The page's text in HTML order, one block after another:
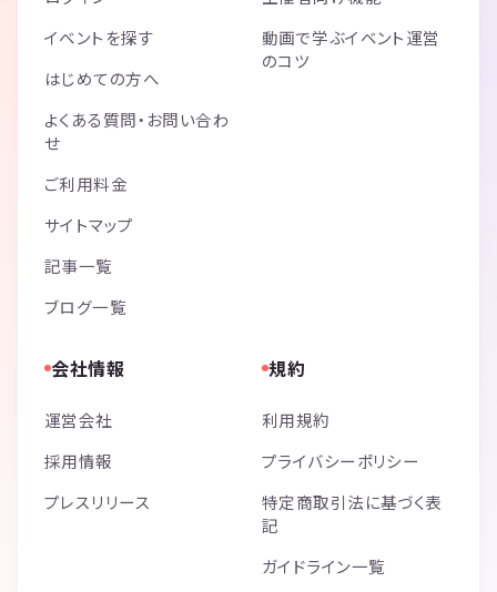
イベントを探す
はじめての方へ
よくある質問・お問い合わ
せ
ご利用料金
サイトマップ
記事一覧
ブログ一覧
動画で学ぶイベント運営
のコツ
会社情報
運営会社
採用情報
プレスリリース
規約
利用規約
プライバシーポリシー
特定商取引法に基づく表
記
ガイドライン一覧